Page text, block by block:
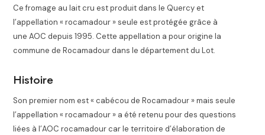
Ce fromage au lait cru est produit dans le Quercy et
l’appellation « rocamadour » seule est protégée grâce à
une AOC depuis 1995. Cette appellation a pour origine la
commune de Rocamadour dans le département du Lot.
Histoire
Son premier nom est « cabécou de Rocamadour » mais seule
l’appellation « rocamadour » a été retenu pour des questions
liées à l’AOC rocamadour car le territoire d’élaboration de